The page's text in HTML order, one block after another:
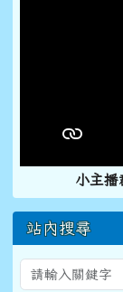
小主播
站內搜尋